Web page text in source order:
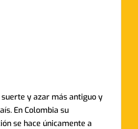
suerte y azar más antiguo y
En Colombia su
se hace únicamente a